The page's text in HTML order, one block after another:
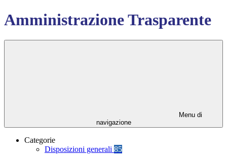
Amministrazione Trasparente
Menu di
navigazione
Categorie
Disposizioni generali 85